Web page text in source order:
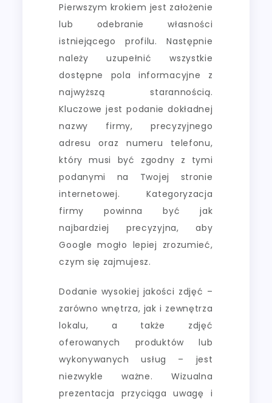
Pierwszym krokiem jest założenie
lub odebranie własności
istniejącego profilu. Następnie
należy uzupełnić wszystkie
dostępne pola informacyjne z
najwyższą starannością.
Kluczowe jest podanie dokładnej
nazwy firmy, precyzyjnego
adresu oraz numeru telefonu,
który musi być zgodny z tymi
podanymi na Twojej stronie
internetowej. Kategoryzacja
firmy powinna być jak
najbardziej precyzyjna, aby
Google mogło lepiej zrozumieć,
czym się zajmujesz.
Dodanie wysokiej jakości zdjęć –
zarówno wnętrza, jak i zewnętrza
lokalu, a także zdjęć
oferowanych produktów lub
wykonywanych usług – jest
niezwykle ważne. Wizualna
prezentacja przyciąga uwagę i